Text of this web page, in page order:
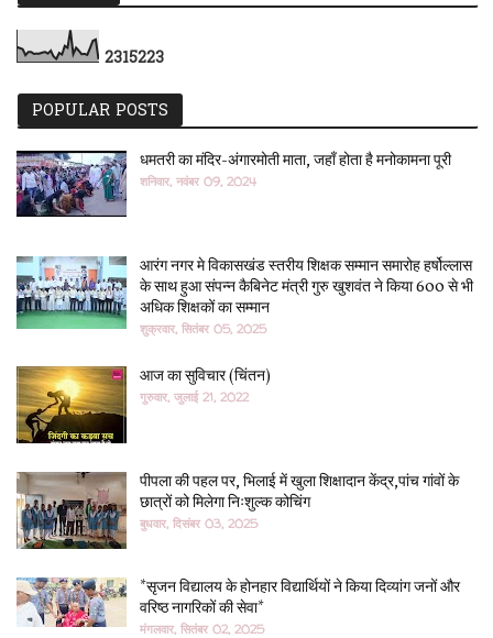
2315223
POPULAR POSTS
धमतरी का मंदिर-अंगारमोती माता, जहाँ होता है मनोकामना पूरी
शनिवार, नवंबर 09, 2024
आरंग नगर मे विकासखंड स्तरीय शिक्षक सम्मान समारोह हर्षोल्लास
के साथ हुआ संपन्न कैबिनेट मंत्री गुरु खुशवंत ने किया 600 से भी
अधिक शिक्षकों का सम्मान
शुक्रवार, सितंबर 05, 2025
आज का सुविचार (चिंतन)
गुरुवार, जुलाई 21, 2022
पीपला की पहल पर, भिलाई में खुला शिक्षादान केंद्र,पांच गांवों के
छात्रों को मिलेगा निःशुल्क कोचिंग
बुधवार, दिसंबर 03, 2025
*सृजन विद्यालय के होनहार विद्यार्थियों ने किया दिव्यांग जनों और
वरिष्ठ नागरिकों की सेवा*
मंगलवार, सितंबर 02, 2025